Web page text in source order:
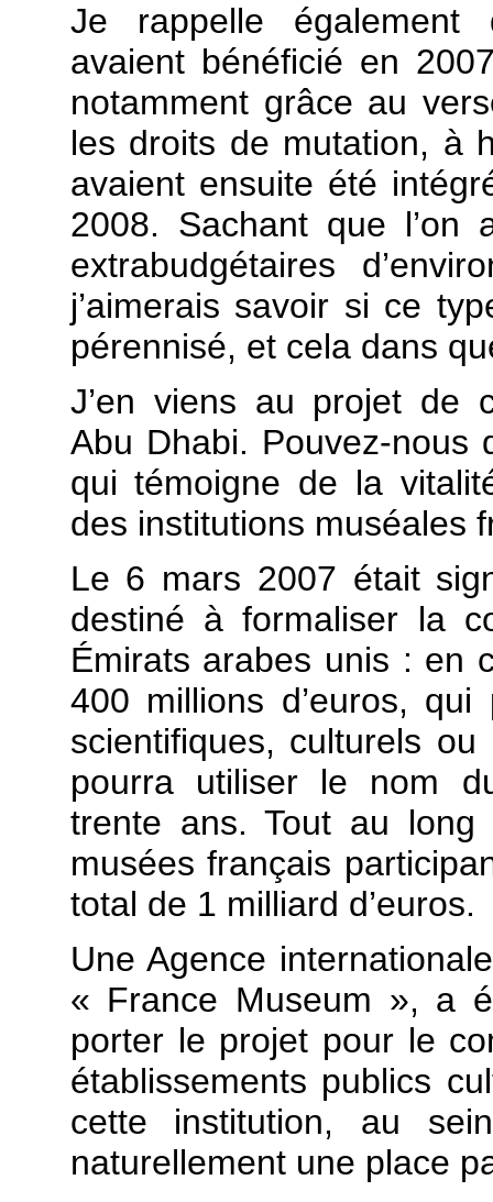
Je rappelle également
avaient bénéficié en
notamment grâce au
les droits de mutation, à
avaient ensuite été
2008. Sachant que l’on
extrabudgétaires
j’aimerais savoir si ce
pérennisé, et cela dans
J’en viens au projet de
Abu Dhabi. Pouvez-
qui témoigne de la
des institutions muséales
Le 6 mars 2007 était
destiné à formaliser la
Émirats arabes unis : en
400 millions d’euros,
scientifiques, culturels
pourra utiliser le nom
trente ans. Tout au long
musées français
total de 1 milliard d’euros.
Une Agence
« France Museum », a
porter le projet pour le
établissements publics
cette institution, au
naturellement une place